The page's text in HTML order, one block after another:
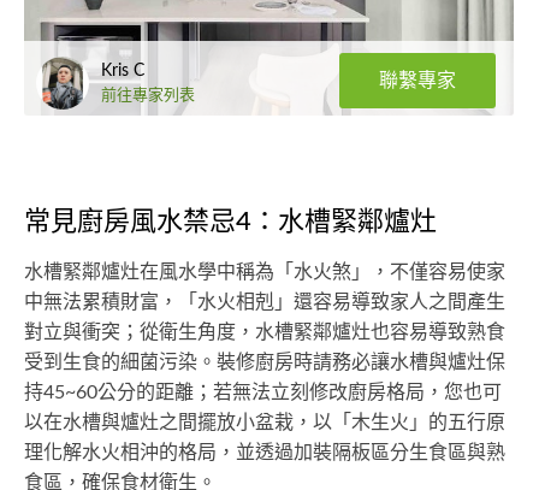
Kris C
前往專家列表
聯繫專家
常見廚房風水禁忌4：水槽緊鄰爐灶
水槽緊鄰爐灶在風水學中稱為「水火煞」，不僅容易使家
中無法累積財富，「水火相剋」還容易導致家人之間產生
對立與衝突；從衛生角度，水槽緊鄰爐灶也容易導致熟食
受到生食的細菌污染。裝修廚房時請務必讓水槽與爐灶保
持45~60公分的距離；若無法立刻修改廚房格局，您也可
以在水槽與爐灶之間擺放小盆栽，以「木生火」的五行原
理化解水火相沖的格局，並透過加裝隔板區分生食區與熟
食區，確保食材衛生。